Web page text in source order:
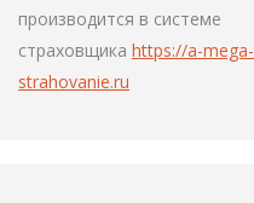
производится в системе
страховщика https://a-mega-
strahovanie.ru